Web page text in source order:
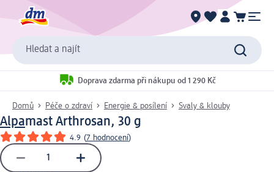
Hledat a najít
Doprava zdarma při nákupu od 1 290 Kč
Domů Péče o zdraví Energie & posílení Svaly & klouby
Alpamast Arthrosan, 30 g
4.9 (7 hodnocení)